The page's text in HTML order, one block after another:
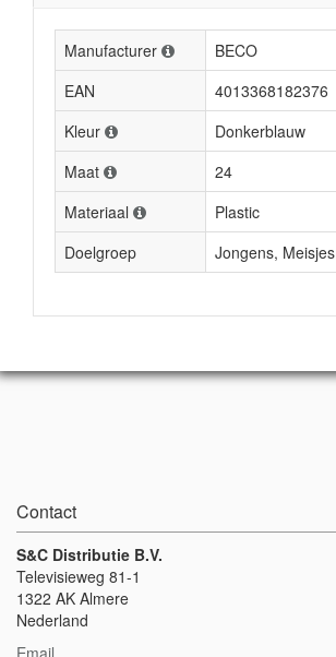
Manufacturer
BECO
EAN
4013368182376
Kleur
Donkerblauw
Maat
24
Materiaal
Plastic
Doelgroep
Jongens, Meisjes
Contact
S&C Distributie B.V.
Televisieweg 81-1
1322 AK Almere
Nederland
Email